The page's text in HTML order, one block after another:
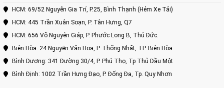
HCM: 69/52 Nguyễn Gia Trí, P.25, Bình Thạnh (Hẻm Xe Tải)
HCM: 445 Trần Xuân Soạn, P. Tân Hưng, Q7
HCM: 656 Võ Nguyên Giáp, P. Phước Long B, Thủ Đức.
Biên Hòa: 24 Nguyễn Văn Hoa, P. Thống Nhất, TP. Biên Hòa
Bình Dương: 341 Đường 30/4, P. Phú Thọ, Tp Thủ Dầu Một
Bình Định: 1002 Trần Hưng Đạo, P. Đống Đa, Tp. Quy Nhơn